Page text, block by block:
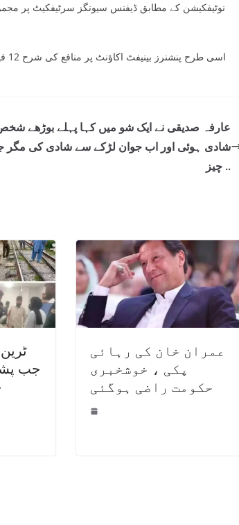
نوٹیفکیشن کے مطابق ڈیفنس سیونگز سرٹیفکیٹ پر
عارفہ صدیقی نے ایک شو میں کہا پہلے بوڑھے
شادی ہوئی اور اب جوان لڑکے سے شادی کی مگر
چیز ..
جب
عمران خان کی رہائی
پکی ، خوشخبری
حکومت راضی ہوگئی